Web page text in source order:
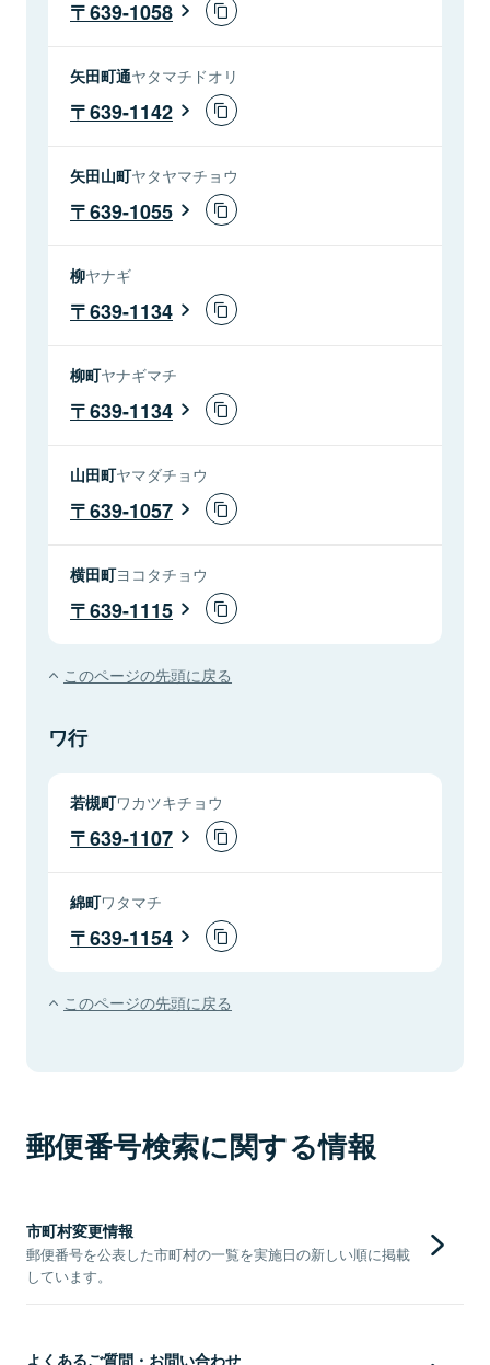
639-1058
矢田町通ヤタマチドオリ
639-1142
矢田山町ヤタヤマチョウ
639-1055
柳ヤナギ
639-1134
柳町ヤナギマチ
639-1134
山田町ヤマダチョウ
639-1057
横田町ヨコタチョウ
639-1115
このページの先頭に戻る
ワ行
若槻町ワカツキチョウ
639-1107
綿町ワタマチ
639-1154
このページの先頭に戻る
郵便番号検索に関する情報
市町村変更情報
郵便番号を公表した市町村の一覧を実施日の新しい順に掲載
しています。
よくあるご質問・お問い合わせ